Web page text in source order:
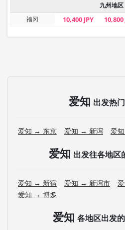
九州地区
福冈
10,400 JPY 10,800
爱知 出发热
爱知 → 东京 爱知 → 新泻 爱
爱知 出发往各地区
爱知 → 新宿 爱知 → 新泻市
爱知 → 博多
爱知 各地区出发